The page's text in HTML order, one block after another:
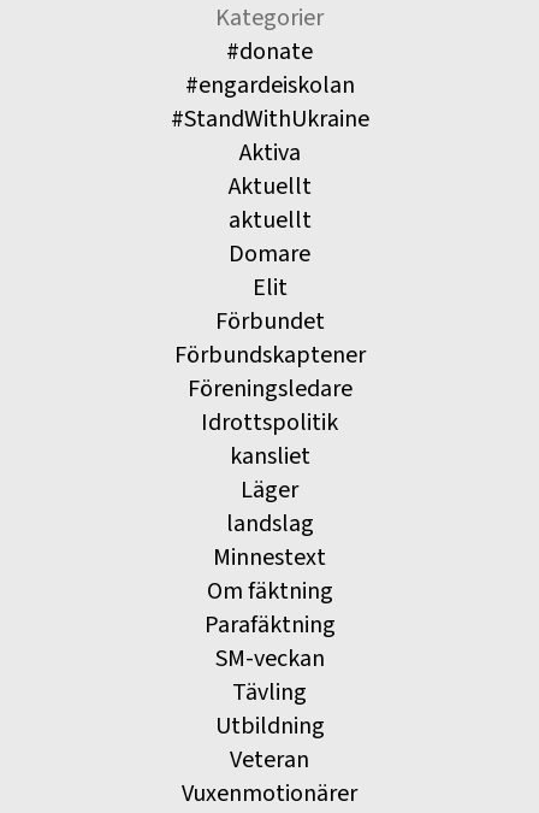
Kategorier
#donate
#engardeiskolan
#StandWithUkraine
Aktiva
Aktuellt
aktuellt
Domare
Elit
Förbundet
Förbundskaptener
Föreningsledare
Idrottspolitik
kansliet
Läger
landslag
Minnestext
Om fäktning
Parafäktning
SM-veckan
Tävling
Utbildning
Veteran
Vuxenmotionärer